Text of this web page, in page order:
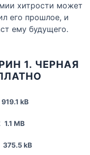
хитрости может
его прошлое, и
ему будущего.
1. ЧЕРНАЯ
919.1 kB
1.1 MB
375.5 kB